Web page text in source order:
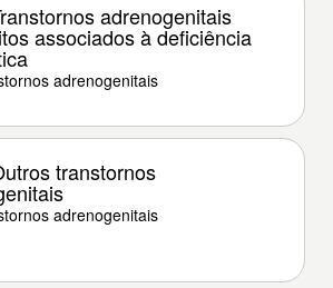
adrenogenitais
associados à deficiência
adrenogenitais
transtornos
adrenogenitais